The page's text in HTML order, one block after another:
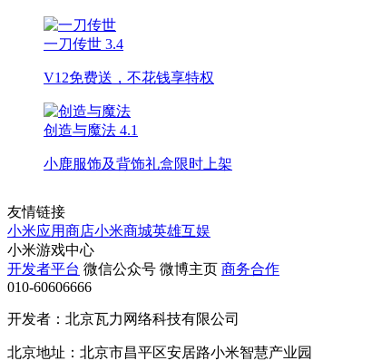
一刀传世 3.4
V12免费送，不花钱享特权
创造与魔法 4.1
小鹿服饰及背饰礼盒限时上架
友情链接
小米应用商店小米商城英雄互娱
小米游戏中心
开发者平台 微信公众号 微博主页 商务合作
010-60606666
开发者：北京瓦力网络科技有限公司
北京地址：北京市昌平区安居路小米智慧产业园